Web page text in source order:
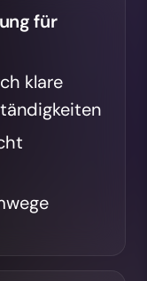
für
klare